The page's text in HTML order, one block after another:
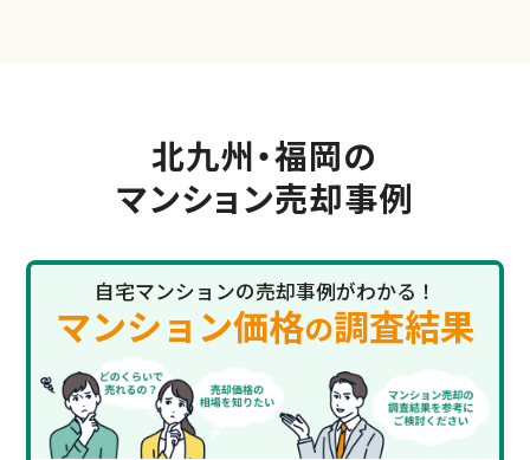
北九州・福岡の
マンション売却事例
自宅マンションの売却事例がわかる！
マンション価格の調査結果